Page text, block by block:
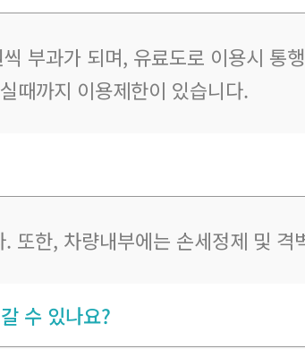
부과가 되며, 유료도로 이용시 통
때까지 이용제한이 있습니다.
또한, 차량내부에는 손세정제 및 격
수 있나요?